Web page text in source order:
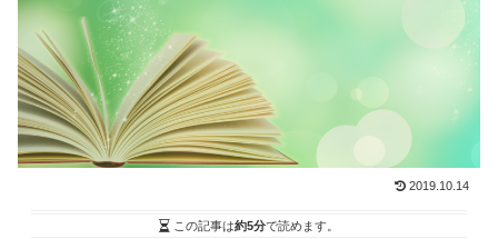
2019.10.14
この記事は約5分で読めます。